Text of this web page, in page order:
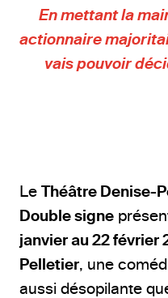
En mettant la
actionnaire
vais pouvoir
Le Théâtre Denise-
Double signe
janvier au 22 février
Pelletier, une
aussi désopilante